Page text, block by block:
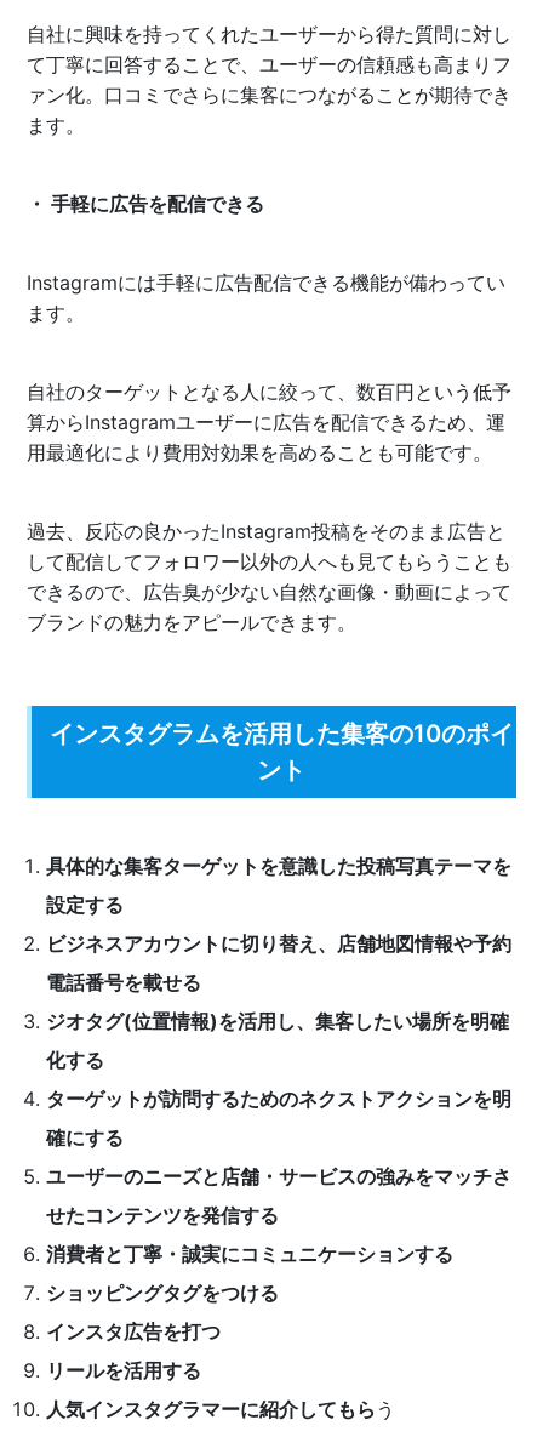
自社に興味を持ってくれたユーザーから得た質問に対し
て丁寧に回答することで、ユーザーの信頼感も高まりフ
ァン化。口コミでさらに集客につながることが期待でき
ます。
・ 手軽に広告を配信できる
Instagramには手軽に広告配信できる機能が備わってい
ます。
自社のターゲットとなる人に絞って、数百円という低予
算からInstagramユーザーに広告を配信できるため、運
用最適化により費用対効果を高めることも可能です。
過去、反応の良かったInstagram投稿をそのまま広告と
して配信してフォロワー以外の人へも見てもらうことも
できるので、広告臭が少ない自然な画像・動画によって
ブランドの魅力をアピールできます。
インスタグラムを活用した集客の10のポイ
ント
具体的な集客ターゲットを意識した投稿写真テーマを
設定する
ビジネスアカウントに切り替え、店舗地図情報や予約
電話番号を載せる
ジオタグ(位置情報)を活用し、集客したい場所を明確
化する
ターゲットが訪問するためのネクストアクションを明
確にする
ユーザーのニーズと店舗・サービスの強みをマッチさ
せたコンテンツを発信する
消費者と丁寧・誠実にコミュニケーションする
ショッピングタグをつける
インスタ広告を打つ
リールを活用する
人気インスタグラマーに紹介してもら う